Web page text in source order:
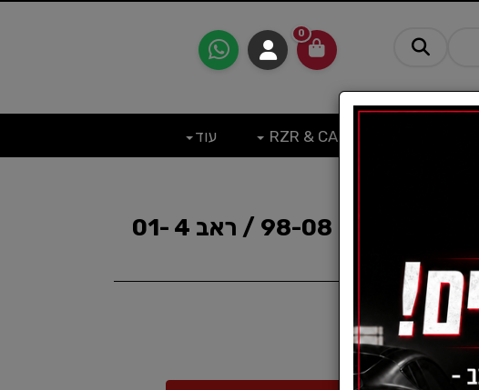
0
עוד
פילטר שמן טויוטה אבנסיס 98-08 / ראב 4 01-